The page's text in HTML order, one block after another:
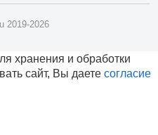
2019-2026
хранения и обработки
сайт, Вы даете согласие